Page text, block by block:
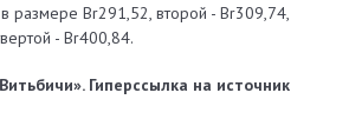
размере Br291,52, второй - Br309,74,
- Br400,84.
Гиперссылка на источник